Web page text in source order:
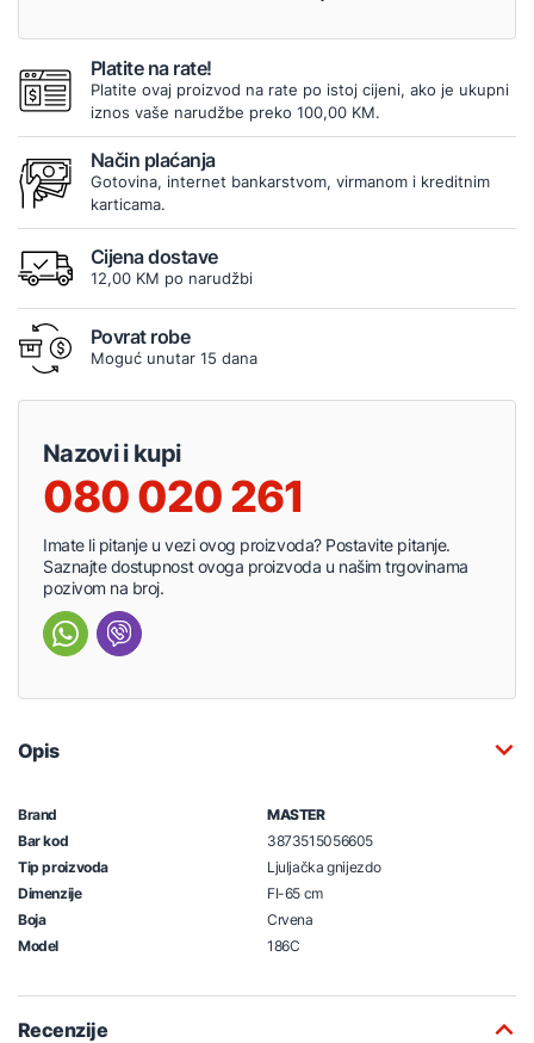
Platite na rate!
Platite ovaj proizvod na rate po istoj cijeni, ako je ukupni
iznos vaše narudžbe preko 100,00 KM.
Način plaćanja
Gotovina, internet bankarstvom, virmanom i kreditnim
karticama.
Cijena dostave
12,00 KM po narudžbi
Povrat robe
Moguć unutar 15 dana
Nazovi i kupi
080 020 261
Imate li pitanje u vezi ovog proizvoda? Postavite pitanje.
Saznajte dostupnost ovoga proizvoda u našim trgovinama
pozivom na broj.
Opis
Brand
MASTER
Bar kod
3873515056605
Tip proizvoda
Ljuljačka gnijezdo
Dimenzije
FI-65 cm
Boja
Crvena
Model
186C
Recenzije